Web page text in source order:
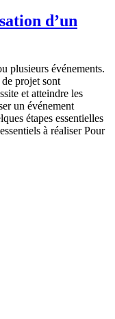
d’un
plusieurs événements.
projet sont
et atteindre les
un événement
étapes essentielles
à réaliser Pour